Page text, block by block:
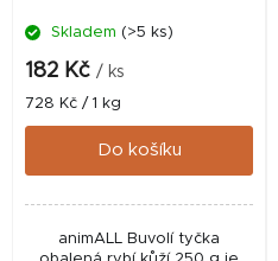
Skladem (>5 ks)
182 Kč / ks
Měrná
cena:
728 Kč / 1 kg
Do košíku
animALL Buvolí tyčka